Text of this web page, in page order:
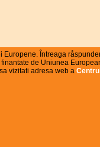
Întreaga
de Uniunea
vizitati adresa web a